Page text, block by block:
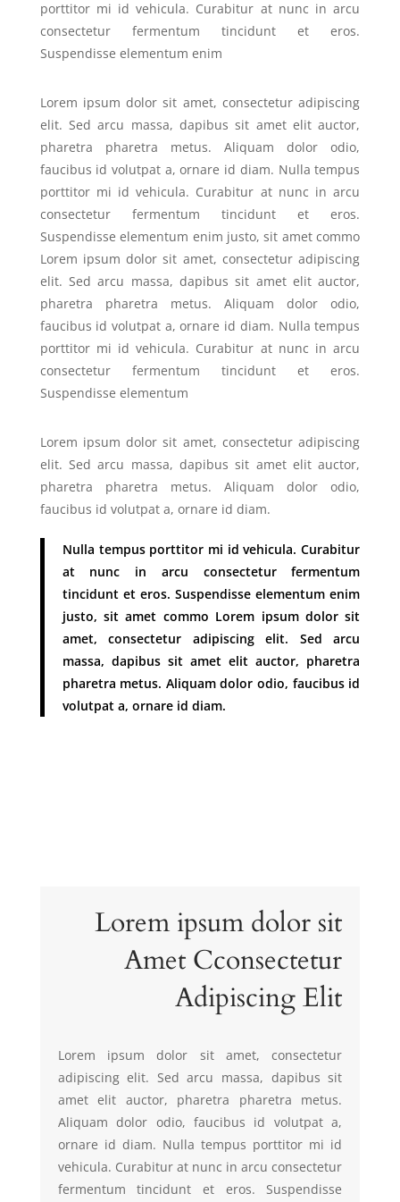
porttitor mi id vehicula. Curabitur at nunc in arcu
consectetur fermentum tincidunt et eros.
Suspendisse elementum enim
Lorem ipsum dolor sit amet, consectetur adipiscing
elit. Sed arcu massa, dapibus sit amet elit auctor,
pharetra pharetra metus. Aliquam dolor odio,
faucibus id volutpat a, ornare id diam. Nulla tempus
porttitor mi id vehicula. Curabitur at nunc in arcu
consectetur fermentum tincidunt et eros.
Suspendisse elementum enim justo, sit amet commo
Lorem ipsum dolor sit amet, consectetur adipiscing
elit. Sed arcu massa, dapibus sit amet elit auctor,
pharetra pharetra metus. Aliquam dolor odio,
faucibus id volutpat a, ornare id diam. Nulla tempus
porttitor mi id vehicula. Curabitur at nunc in arcu
consectetur fermentum tincidunt et eros.
Suspendisse elementum
Lorem ipsum dolor sit amet, consectetur adipiscing
elit. Sed arcu massa, dapibus sit amet elit auctor,
pharetra pharetra metus. Aliquam dolor odio,
faucibus id volutpat a, ornare id diam.
Nulla tempus porttitor mi id vehicula. Curabitur
at nunc in arcu consectetur fermentum
tincidunt et eros. Suspendisse elementum enim
justo, sit amet commo Lorem ipsum dolor sit
amet, consectetur adipiscing elit. Sed arcu
massa, dapibus sit amet elit auctor, pharetra
pharetra metus. Aliquam dolor odio, faucibus id
volutpat a, ornare id diam.
Lorem ipsum dolor sit
Amet Cconsectetur
Adipiscing Elit
Lorem ipsum dolor sit amet, consectetur
adipiscing elit. Sed arcu massa, dapibus sit
amet elit auctor, pharetra pharetra metus.
Aliquam dolor odio, faucibus id volutpat a,
ornare id diam. Nulla tempus porttitor mi id
vehicula. Curabitur at nunc in arcu consectetur
fermentum tincidunt et eros. Suspendisse